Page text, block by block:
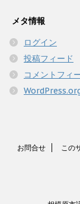
メタ情報
ログイン
投稿フィード
コメントフィ
お問合せ この